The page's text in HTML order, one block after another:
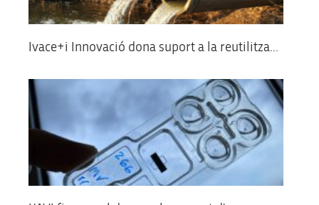
Ivace+i Innovació dona suport a la reutilitza...